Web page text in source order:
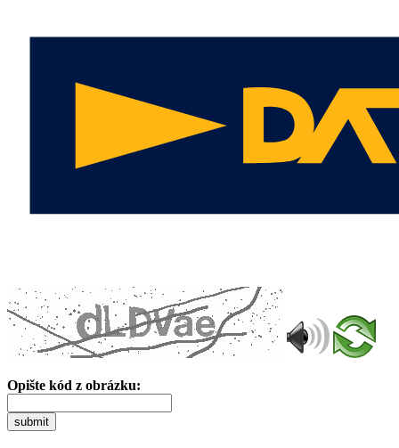
Opište kód z obrázku:
submit